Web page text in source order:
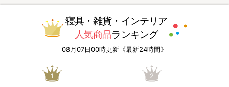
寝具・雑貨・インテリア
人気商品ランキング
08月07日00時更新《最新24時間》
1 2